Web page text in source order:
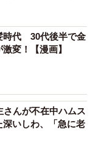
時代 30代後半で金
変！【漫画】
んが不在中ハムス
いしわ、「急に老